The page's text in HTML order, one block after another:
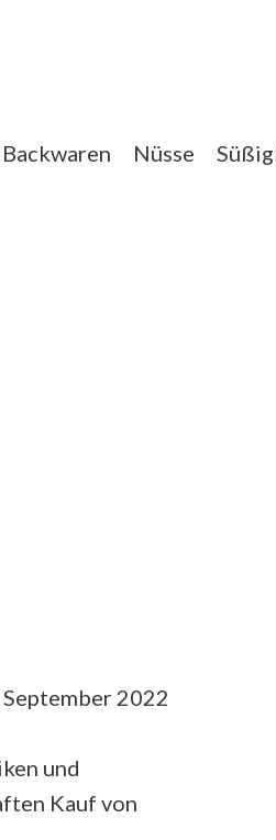
Backwaren Nüsse
2022
und
Kauf von